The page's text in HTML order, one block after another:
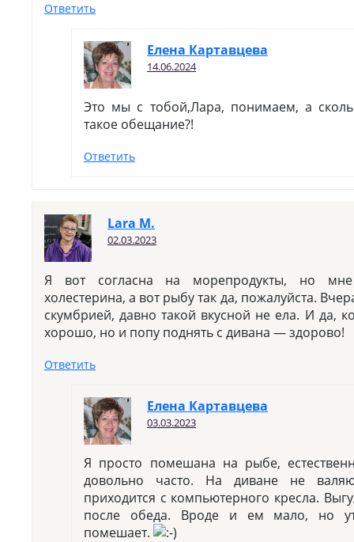
Ответить
Елена Картавцева
14.06.2024
Это мы с тобой,Лара, понимаем, а
такое обещание?!
Ответить
Lara M.
02.03.2023
Я вот согласна на морепродукты, но
холестерина, а вот рыбу так да, пожалуйста.
скумбрией, давно такой вкусной не ела. И да,
хорошо, но и попу поднять с дивана — здорово!
Ответить
Елена Картавцева
03.03.2023
Я просто помешана на рыбе,
довольно часто. На диване не
приходится с компьютерного кресла.
после обеда. Вроде и ем мало, но
помешает.